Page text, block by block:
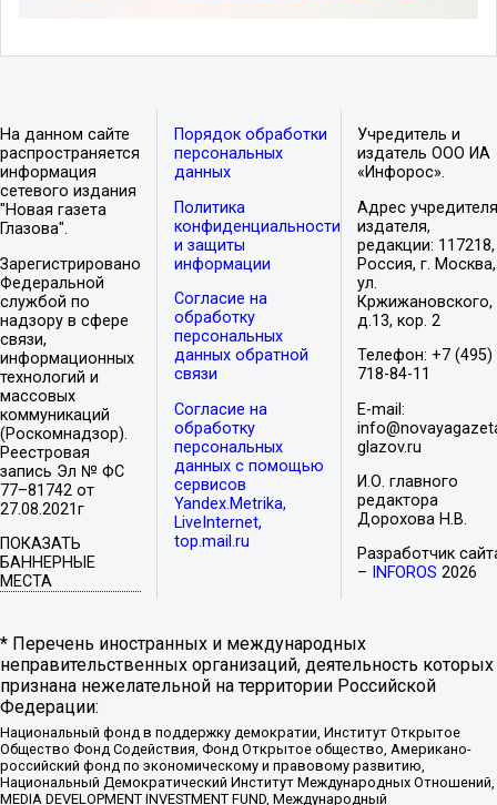
На данном сайте
распространяется
информация
сетевого издания
"Новая газета
Глазова".
Зарегистрировано
Федеральной
службой по
надзору в сфере
связи,
информационных
технологий и
массовых
коммуникаций
(Роскомнадзор).
Реестровая
запись Эл № ФС
77–81742 от
27.08.2021г
ПОКАЗАТЬ
БАННЕРНЫЕ
МЕСТА
Порядок обработки
персональных
данных
Политика
конфиденциальности
и защиты
информации
Согласие на
обработку
персональных
данных обратной
связи
Согласие на
обработку
персональных
данных с помощью
сервисов
Yandex.Metrika,
LiveInternet,
top.mail.ru
Учредитель и
издатель ООО ИА
«Инфорос».
Адрес
издателя,
редакции: 117218,
Россия, г. Москва,
ул.
Кржижановского,
д.13, кор. 2
Телефон: +7 (495)
718-84-11
E-mail:
glazov.ru
И.О. главного
редактора
Дорохова Н.В.
Разработчик
–
INFOROS 2026
* Перечень иностранных и международных
неправительственных организаций, деятельность которых
признана нежелательной на территории Российской
Федерации:
Национальный фонд в поддержку демократии, Институт Открытое
Общество Фонд Содействия, Фонд Открытое общество, Американо-
российский фонд по экономическому и правовому развитию,
Национальный Демократический Институт Международных Отношений,
MEDIA DEVELOPMENT INVESTMENT FUND, Международный